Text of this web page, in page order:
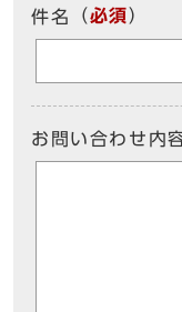
件名 （必須）
お問い合わせ内